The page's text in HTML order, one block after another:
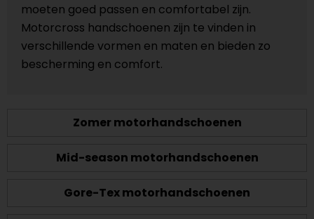
moeten goed passen en comfortabel zijn.
Motorcross handschoenen zijn te vinden in
verschillende vormen en maten en bieden zo
bescherming en comfort.
Zomer motorhandschoenen
Mid-season motorhandschoenen
Gore-Tex motorhandschoenen